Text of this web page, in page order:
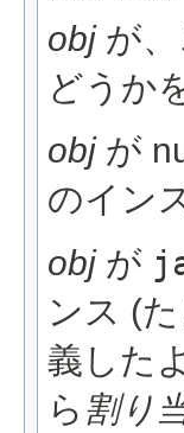
objが、
どうか
objが
のイン
objが
ンス (
義した
ら 割り